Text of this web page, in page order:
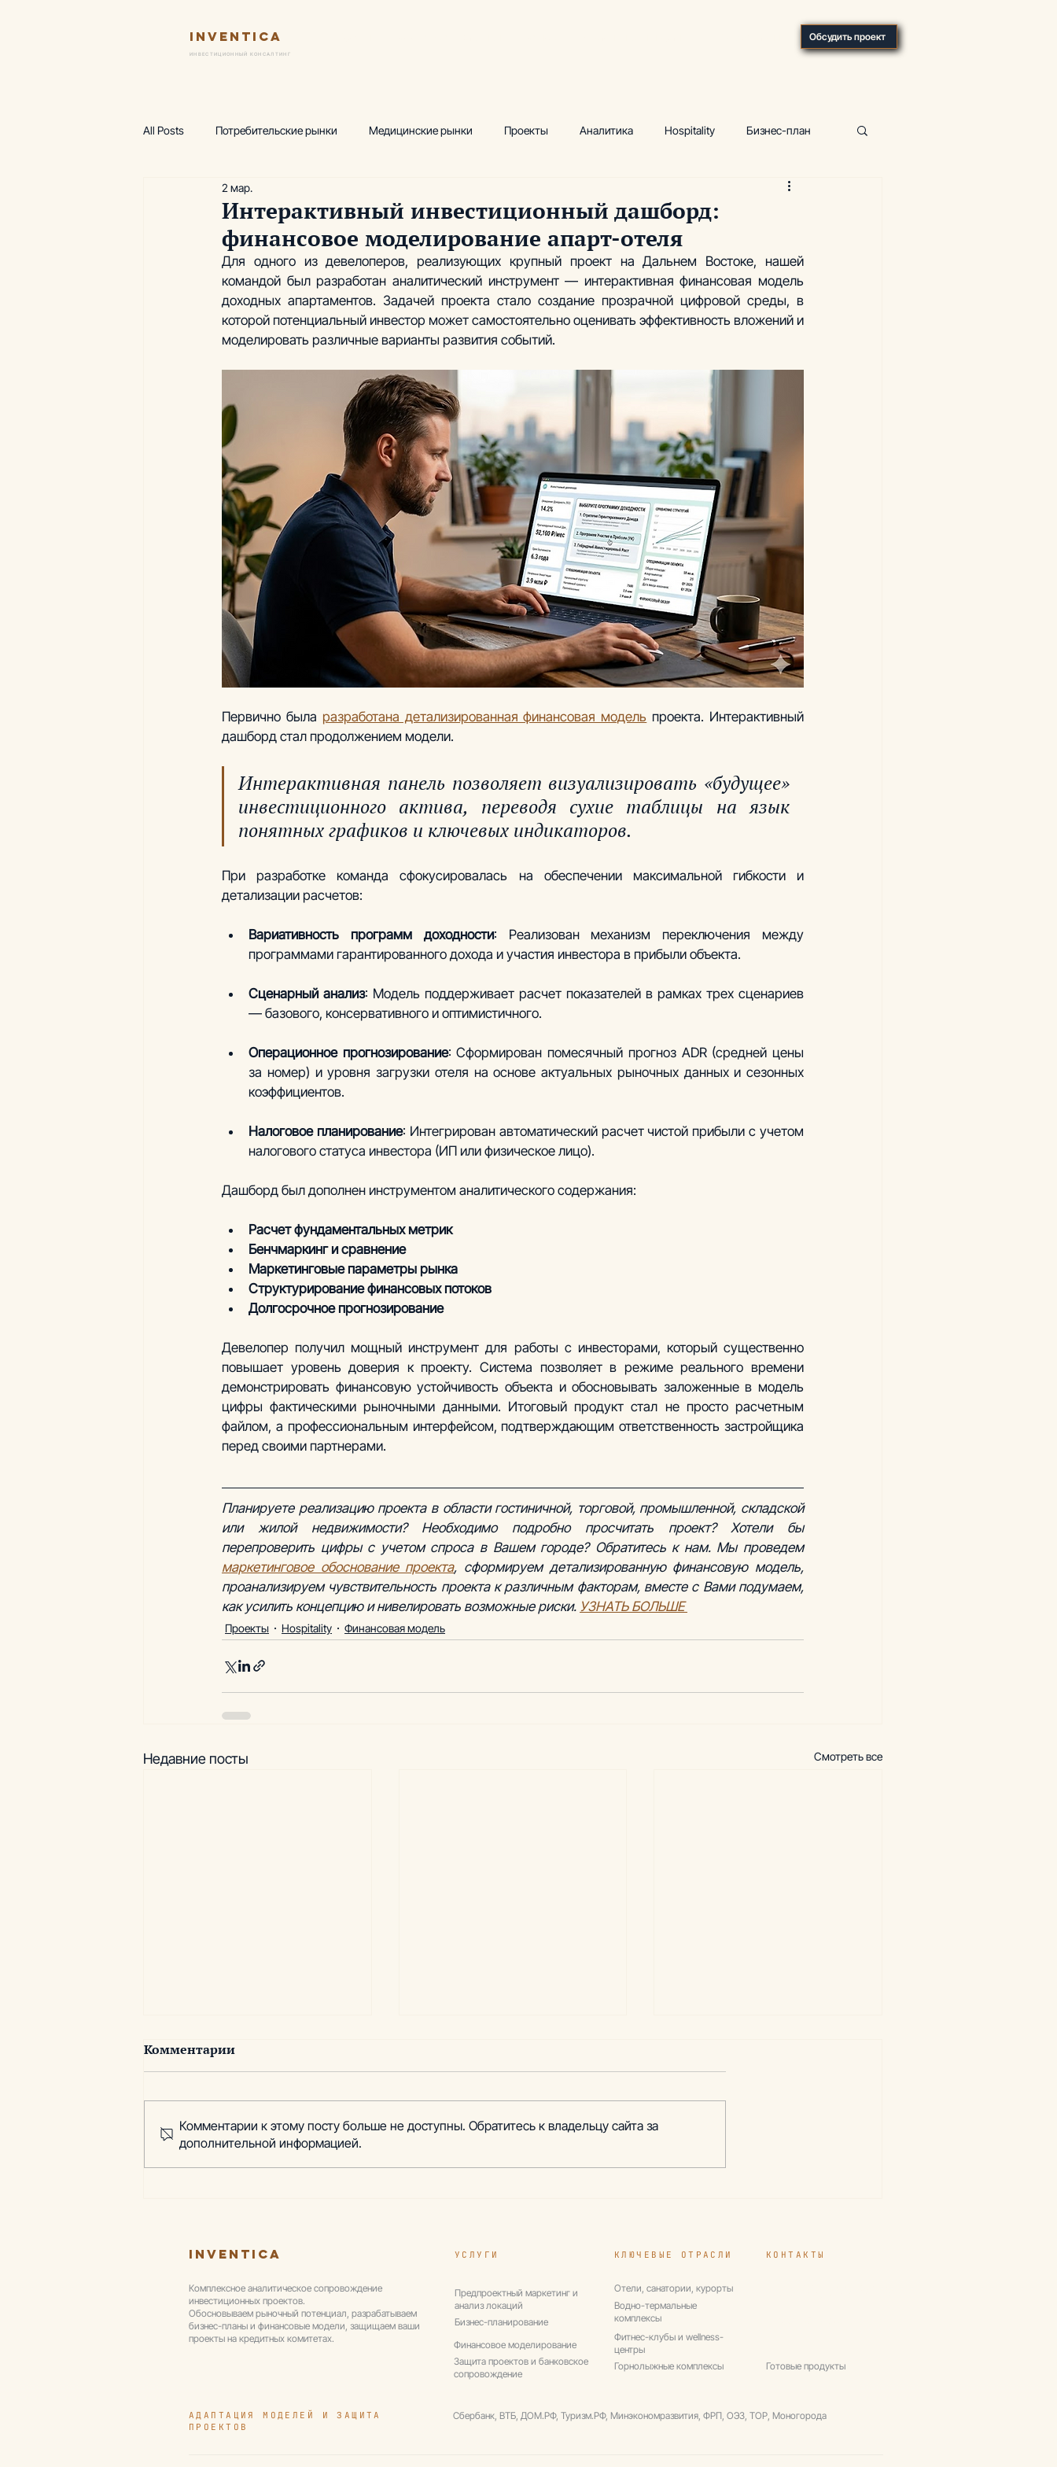
Inventica Обсудить проект
ИНВЕСТИЦИОННЫЙ КОНСАЛТИНГ
All Posts Потребительские рынки Медицинские рынки Проекты Аналитика Hospitality Бизнес-план
Финансовая модель Фитнес-центр
Wellness-центр Горнолыжные комплексы Производство Сопровождение Аналитика, отели
Аналитика, термы Аналитика, фитнес Академия инвестиционных проектов
Интерактивный инвестиционный дашборд:
финансовое моделирование апарт-отеля
2 мар.
Для одного из девелоперов, реализующих крупный проект на Дальнем Востоке, нашей
командой был разработан аналитический инструмент — интерактивная финансовая модель
доходных апартаментов. Задачей проекта стало создание прозрачной цифровой среды, в
которой потенциальный инвестор может самостоятельно оценивать эффективность вложений и
моделировать различные варианты развития событий.
Первично была разработана детализированная финансовая модель проекта. Интерактивный
дашборд стал продолжением модели.
Интерактивная панель позволяет визуализировать «будущее»
инвестиционного актива, переводя сухие таблицы на язык
понятных графиков и ключевых индикаторов.
При разработке команда сфокусировалась на обеспечении максимальной гибкости и
детализации расчетов:
Вариативность программ доходности: Реализован механизм переключения между
программами гарантированного дохода и участия инвестора в прибыли объекта.
Сценарный анализ: Модель поддерживает расчет показателей в рамках трех сценариев
— базового, консервативного и оптимистичного.
Операционное прогнозирование: Сформирован помесячный прогноз ADR (средней цены
за номер) и уровня загрузки отеля на основе актуальных рыночных данных и сезонных
коэффициентов.
Налоговое планирование: Интегрирован автоматический расчет чистой прибыли с учетом
налогового статуса инвестора (ИП или физическое лицо).
Дашборд был дополнен инструментом аналитического содержания:
Расчет фундаментальных метрик
Бенчмаркинг и сравнение
Маркетинговые параметры рынка
Структурирование финансовых потоков
Долгосрочное прогнозирование
Девелопер получил мощный инструмент для работы с инвесторами, который существенно
повышает уровень доверия к проекту. Система позволяет в режиме реального времени
демонстрировать финансовую устойчивость объекта и обосновывать заложенные в модель
цифры фактическими рыночными данными. Итоговый продукт стал не просто расчетным
файлом, а профессиональным интерфейсом, подтверждающим ответственность застройщика
перед своими партнерами.
Планируете реализацию проекта в области гостиничной, торговой, промышленной, складской
или жилой недвижимости? Необходимо подробно просчитать проект? Хотели бы
перепроверить цифры с учетом спроса в Вашем городе? Обратитесь к нам. Мы проведем
маркетинговое обоснование проекта, сформируем детализированную финансовую модель,
проанализируем чувствительность проекта к различным факторам, вместе с Вами подумаем,
как усилить концепцию и нивелировать возможные риски. УЗНАТЬ БОЛЬШЕ
Проекты Hospitality Финансовая модель
Недавние посты Смотреть все
Проект: Разработка
резидента ТОР
Проект: Разработка
Проект: Разработка
Комментарии
Комментарии к этому посту больше не доступны. Обратитесь к владельцу сайта за
дополнительной информацией.
Inventica УСЛУГИ
Предпроектный маркетинг и
анализ локаций
Бизнес-планирование
Финансовое моделирование
Защита проектов и банковское
сопровождение
АДАПТАЦИЯ МОДЕЛЕЙ И ЗАЩИТА
ПРОЕКТОВ
Сбербанк, ВТБ, ДОМ.РФ, Туризм.РФ, Минэкономразвития, ФРП, ОЭЗ, ТОР, Моногорода
Комплексное аналитическое сопровождение
инвестиционных проектов.
Обосновываем рыночный потенциал, разрабатываем
бизнес-планы и финансовые модели, защищаем ваши
проекты на кредитных комитетах.
КЛЮЧЕВЫЕ ОТРАСЛИ
Отели, санатории, курорты
Водно-термальные
комплексы
Фитнес-клубы и wellness-
центры
Горнолыжные комплексы
КОНТАКТЫ
Готовые продукты